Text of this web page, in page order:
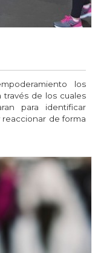
los
través de los cuales
para identificar
de forma